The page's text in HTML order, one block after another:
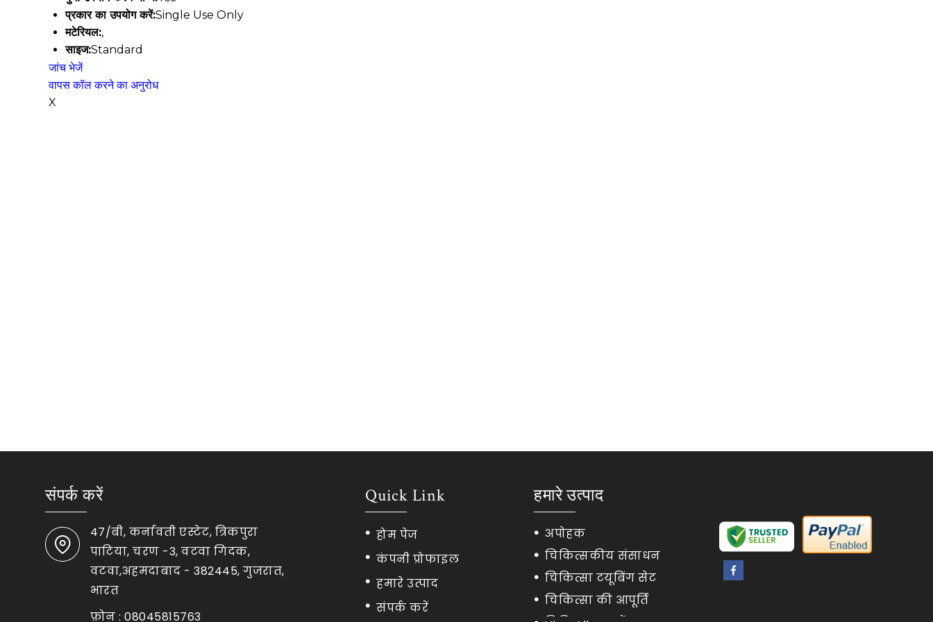
प्रकार का उपयोग करें:Single Use Only
मटेरियल:,
साइज:Standard
जांच भेजें
वापस कॉल करने का अनुरोध
X
संपर्क करें
47/बी, कर्नावती एस्टेट, त्रिकपुरा
पाटिया, चरण -3, वटवा गिदक,
वटवा,अहमदाबाद - 382445, गुजरात,
भारत
फ़ोन :08045815763
Quick Link
होम पेज
कंपनी प्रोफाइल
हमारे उत्पाद
संपर्क करें
हमारे उत्पाद
अपोहक
चिकित्सकीय संसाधन
चिकित्सा टयूबिंग सेट
चिकित्सा की आपूर्ति